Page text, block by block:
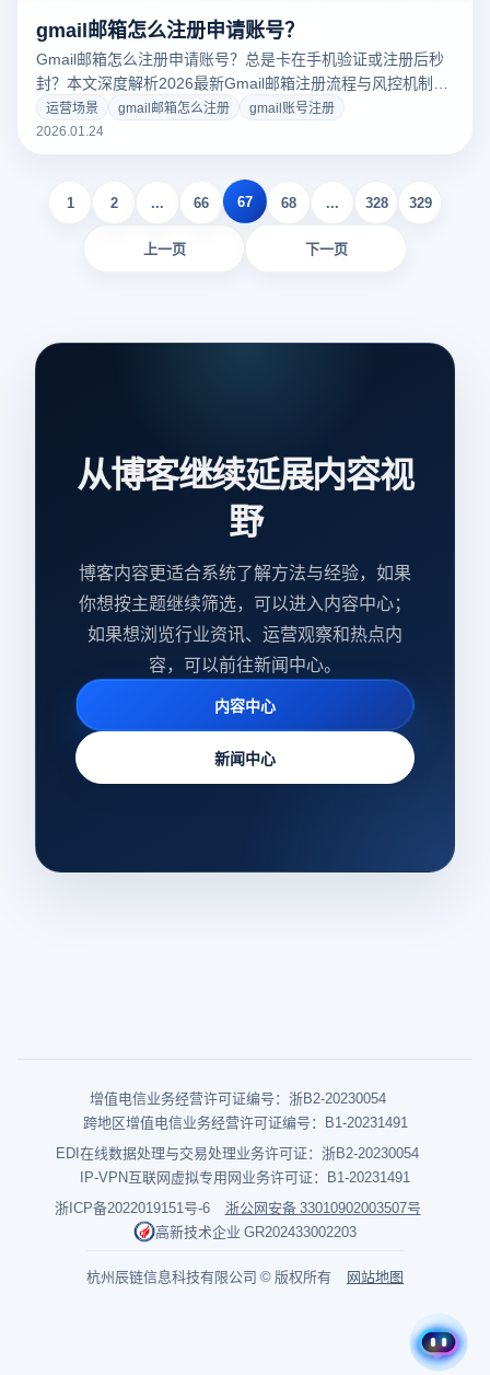
gmail邮箱怎么注册申请账号？
Gmail邮箱怎么注册申请账号？总是卡在手机验证或注册后秒
封？本文深度解析2026最新Gmail邮箱注册流程与风控机制。
揭秘跨境大卖如何利用云登指纹浏览器构建独立纯净环境，通
过物理级指纹隔离与RPA自动化技术，轻松解决批量注册难
运营场景 gmail邮箱怎么注册
gmail账号注册
2026.01.24
上一页
1 2 ... 66 67 68 ... 328 329
下一页
从博客继续延展内容视
野
博客内容更适合系统了解方法与经验，如果
你想按主题继续筛选，可以进入内容中心；
如果想浏览行业资讯、运营观察和热点内
容，可以前往新闻中心。
内容中心
新闻中心
增值电信业务经营许可证编号：浙B2-20230054
跨地区增值电信业务经营许可证编号：B1-20231491
EDI在线数据处理与交易处理业务许可证：浙B2-20230054
IP-VPN互联网虚拟专用网业务许可证：B1-20231491
浙ICP备2022019151号-6
浙公网安备 33010902003507号
高新技术企业 GR202433002203
杭州辰链信息科技有限公司 © 版权所有 网站地图